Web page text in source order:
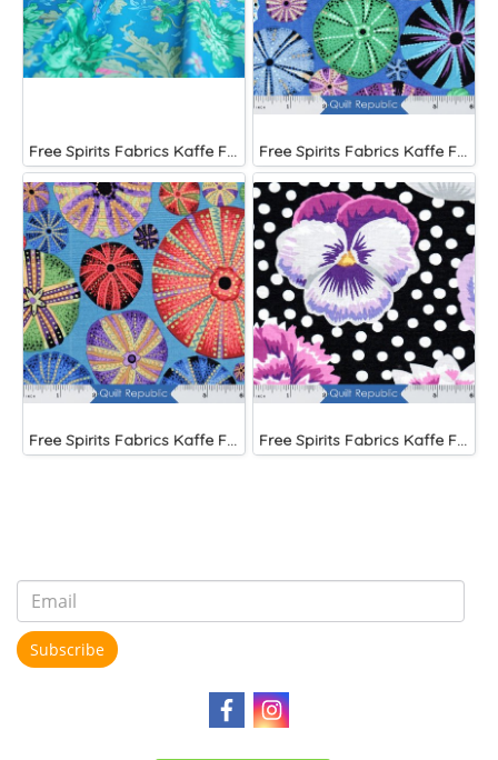
Free Spirits Fabrics Kaffe Fassette Collective Papaver Green Free Spirits Fabrics Kaffe Fassette Collective Urchin Blue
Free Spirits Fabrics Kaffe Fassette Collective Urchin Dark Free Spirits Fabrics Kaffe Fassette Collective Blooms Black
Subscribe